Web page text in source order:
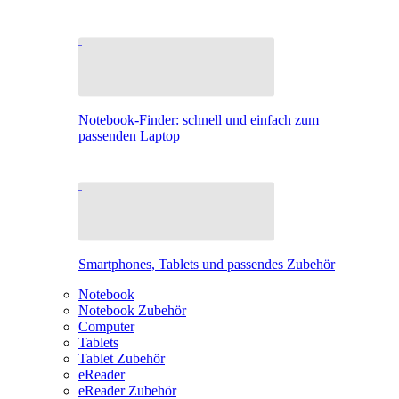
Notebook-Finder: schnell und einfach zum
passenden Laptop
Smartphones, Tablets und passendes Zubehör
Notebook
Notebook Zubehör
Computer
Tablets
Tablet Zubehör
eReader
eReader Zubehör